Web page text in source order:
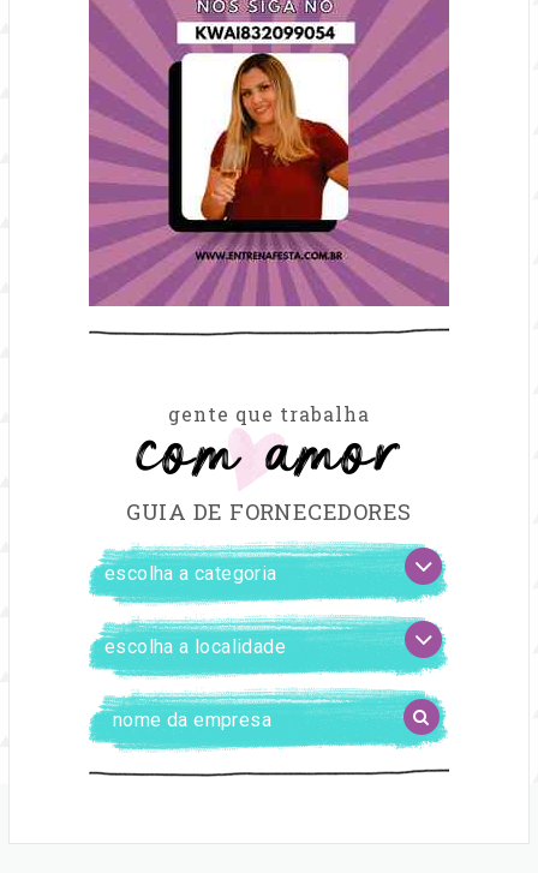
gente que trabalha
com amor
GUIA DE FORNECEDORES
FILTRAR
FORNECEDORES
escolha
a
categoria
escolha
a
localidade
Digite
o
BUSCAR